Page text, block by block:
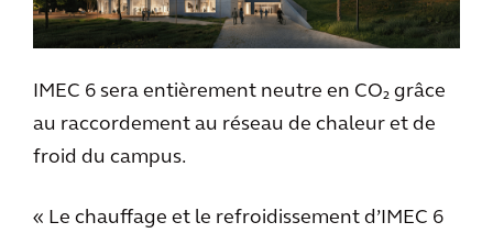
IMEC 6 sera entièrement neutre en CO₂ grâce
au raccordement au réseau de chaleur et de
froid du campus.
« Le chauffage et le refroidissement d’IMEC 6